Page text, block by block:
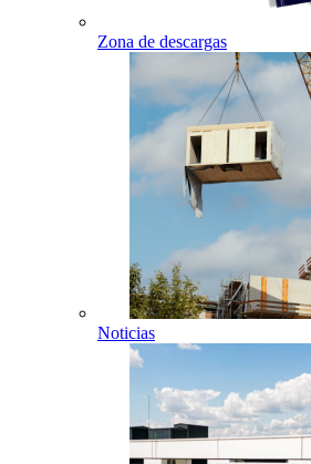
Zona de descargas
Noticias